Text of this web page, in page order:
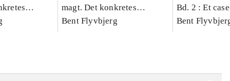
magt. Det konkretes
videnskab. Bind 1
Bent Flyvbjerg
Bd. 2 : Et
studie af
Bent